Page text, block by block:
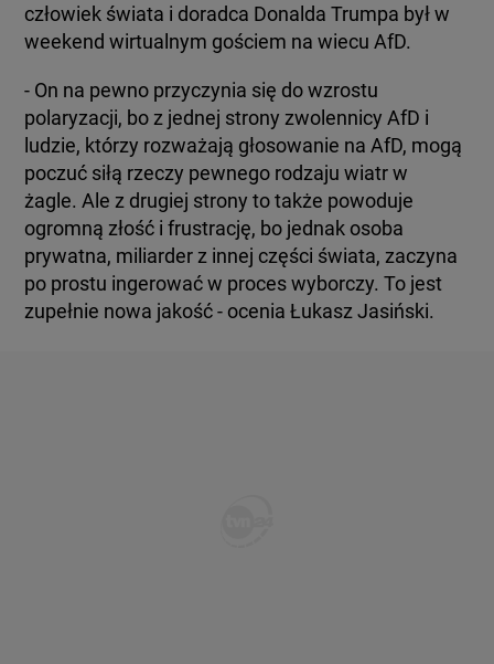
człowiek świata i doradca Donalda Trumpa był w
weekend wirtualnym gościem na wiecu AfD.
- On na pewno przyczynia się do wzrostu
polaryzacji, bo z jednej strony zwolennicy AfD i
ludzie, którzy rozważają głosowanie na AfD, mogą
poczuć siłą rzeczy pewnego rodzaju wiatr w
żagle. Ale z drugiej strony to także powoduje
ogromną złość i frustrację, bo jednak osoba
prywatna, miliarder z innej części świata, zaczyna
po prostu ingerować w proces wyborczy. To jest
zupełnie nowa jakość - ocenia Łukasz Jasiński.